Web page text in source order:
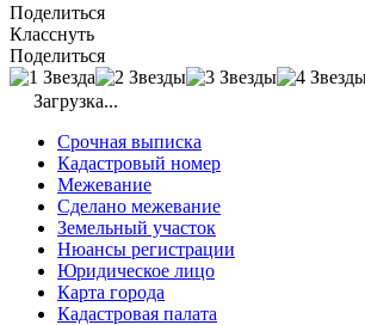
Поделиться
Класснуть
Поделиться
Загрузка...
Срочная выписка
Кадастровый номер
Межевание
Сделано межевание
Земельный участок
Нюансы регистрации
Юридическое лицо
Карта города
Кадастровая палата